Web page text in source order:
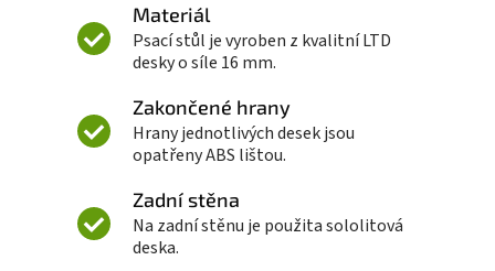
Materiál
Psací stůl je vyroben z kvalitní LTD
desky o síle 16 mm.
Zakončené hrany
Hrany jednotlivých desek jsou
opatřeny ABS lištou.
Zadní stěna
Na zadní stěnu je použita sololitová
deska.